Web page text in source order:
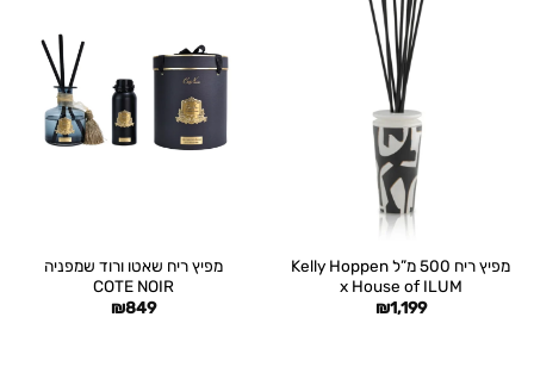
מפיץ ריח 500 מ”ל Kelly Hoppen
x House of ILUM
₪1,199
מפיץ ריח שאטו ורוד שמפניה
COTE NOIR
₪849